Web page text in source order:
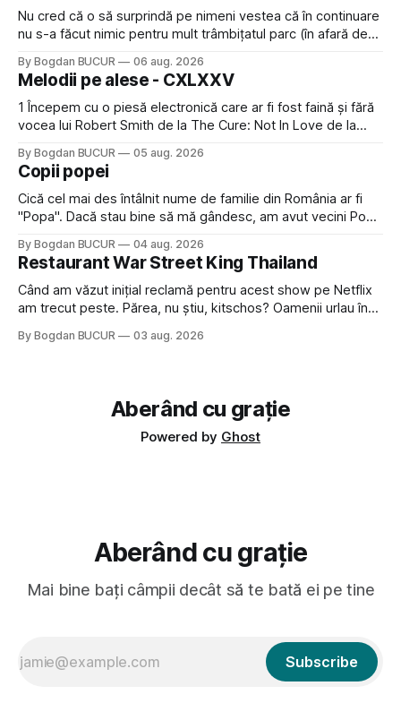
Nu cred că o să surprindă pe nimeni vestea că în continuare
nu s-a făcut nimic pentru mult trâmbițatul parc (în afară de
timp pui și latră prin gard la lumea care trece prin zonă). Am
avut, în schimb, o belea
By Bogdan BUCUR 06 aug. 2026
Melodii pe alese - CXLXXV
1 Începem cu o piesă electronică care ar fi fost faină și fără
vocea lui Robert Smith de la The Cure: Not In Love de la
a dovedit că jumătatea masculină a acelui duo era cam
dubioasă...) 2. Băgăm la
By Bogdan BUCUR 05 aug. 2026
Copii popei
Cică cel mai des întâlnit nume de familie din România ar fi
"Popa". Dacă stau bine să mă gândesc, am avut vecini Popa
Dexonline spune de etimologia termenului de popă că ar
veni din slava veche, popŭ,
By Bogdan BUCUR 04 aug. 2026
Restaurant War Street King Thailand
Când am văzut inițial reclamă pentru acest show pe Netflix
am trecut peste. Părea, nu știu, kitschos? Oamenii urlau în
fine dining din alte show-uri... așa că am zis pas. Apoi ceva,
By Bogdan BUCUR 03 aug. 2026
Aberând cu grație
Powered by Ghost
Aberând cu grație
Mai bine bați câmpii decât să te bată ei pe tine
Subscribe